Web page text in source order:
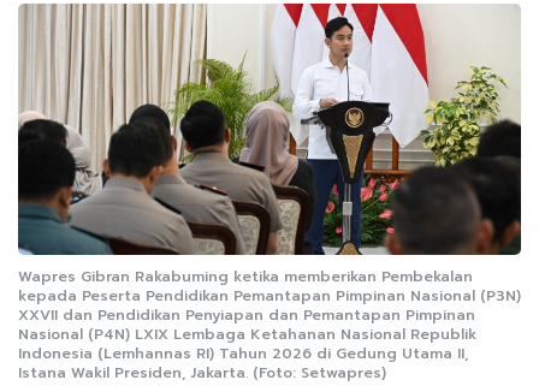
Wapres Gibran Rakabuming ketika memberikan Pembekalan
kepada Peserta Pendidikan Pemantapan Pimpinan Nasional (P3N)
XXVII dan Pendidikan Penyiapan dan Pemantapan Pimpinan
Nasional (P4N) LXIX Lembaga Ketahanan Nasional Republik
Indonesia (Lemhannas RI) Tahun 2026 di Gedung Utama II,
Istana Wakil Presiden, Jakarta. (Foto: Setwapres)